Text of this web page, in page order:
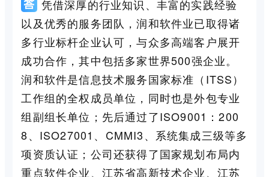
凭借深厚的行业知识、丰富的实践经验
以及优秀的服务团队，润和软件业已取得诸
多行业标杆企业认可，与众多高端客户展开
成功合作，其中包括多家世界500强企业。
润和软件是信息技术服务国家标准（ITSS）
工作组的全权成员单位，同时也是外包专业
组副组长单位；先后通过了ISO9001：200
8、ISO27001、CMMI3、系统集成三级等多
项资质认证；公司还获得了国家规划布局内
重点软件企业、江苏省高新技术企业、江苏